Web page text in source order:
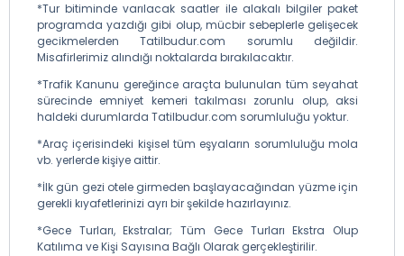
*Tur bitiminde varılacak saatler ile alakalı bilgiler paket
programda yazdığı gibi olup, mücbir sebeplerle gelişecek
gecikmelerden Tatilbudur.com sorumlu değildir.
Misafirlerimiz alındığı noktalarda bırakılacaktır.
*Trafik Kanunu gereğince araçta bulunulan tüm seyahat
sürecinde emniyet kemeri takılması zorunlu olup, aksi
haldeki durumlarda Tatilbudur.com sorumluluğu yoktur.
*Araç içerisindeki kişisel tüm eşyaların sorumluluğu mola
vb. yerlerde kişiye aittir.
*İlk gün gezi otele girmeden başlayacağından yüzme için
gerekli kıyafetlerinizi ayrı bir şekilde hazırlayınız.
*Gece Turları, Ekstralar; Tüm Gece Turları Ekstra Olup
Katılıma ve Kişi Sayısına Bağlı Olarak gerçekleştirilir.